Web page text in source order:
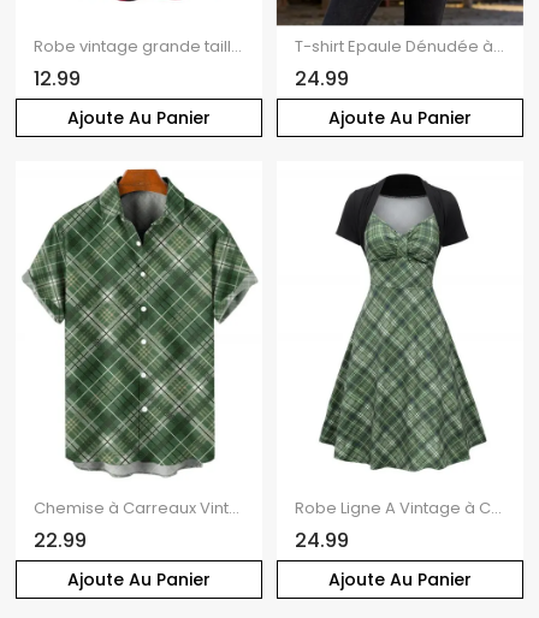
Ajoute Au Panier
Robe vintage grande taille à carreaux, lacets, œillets, bretelles à boucle carrée, col en cœur, mini-robe trapèze
12.99
Ajoute Au Panier
T-shirt Epaule Dénudée à Imprimé Carreaux Taille Haute à Ourlet Courbe à Volants
24.99
Ajoute Au Panier
Chemise à Carreaux Vintage Boutonnée Manches Roulées à Col Relevé
22.99
Ajoute Au Panier
Robe Ligne A Vintage à Carreaux Imprimé à Taille Empire Fausse Deux Pièces
24.99